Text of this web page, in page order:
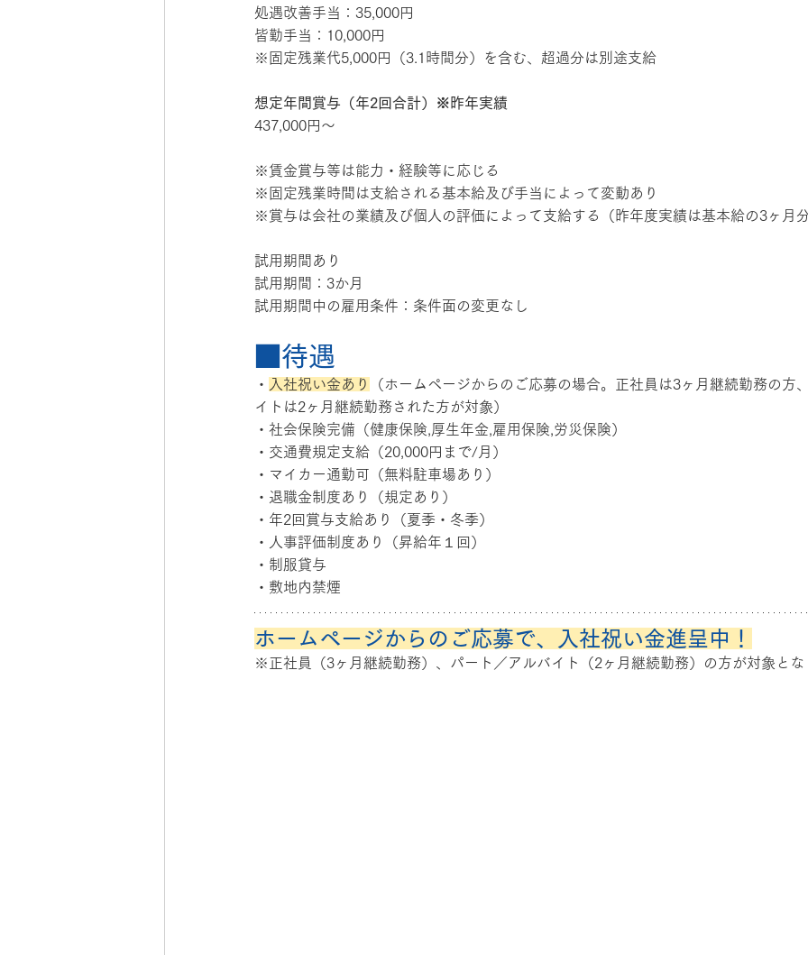
処遇改善手当：35,000円
皆勤手当：10,000円
※固定残業代5,000円（3.1時間分）を含む、超過分は別途支給
想定年間賞与（年2回合計）※昨年実績
437,000円～
※賃金賞与等は能力・経験等に応じる
※固定残業時間は支給される基本給及び手当によって変動あり
※賞与は会社の業績及び個人の評価によって支給する（昨年度実績は基本給の3ヶ月
試用期間あり
試用期間：3か月
試用期間中の雇用条件：条件面の変更なし
■待遇
・ 入社祝い金あり
（ホームページからのご応募の場合。正社員は3ヶ月継続勤務の方
イトは2ヶ月継続勤務された方が対象）
・社会保険完備（健康保険,厚生年金,雇用保険,労災保険）
・交通費規定支給（20,000円まで/月）
・マイカー通勤可（無料駐車場あり）
・退職金制度あり（規定あり）
・年2回賞与支給あり（夏季・冬季）
・人事評価制度あり（昇給年１回）
・制服貸与
・敷地内禁煙
ホームページからのご応募で、入社祝い金進呈中！
※正社員（3ヶ月継続勤務）、パート／アルバイト（2ヶ月継続勤務）の方が対象とな